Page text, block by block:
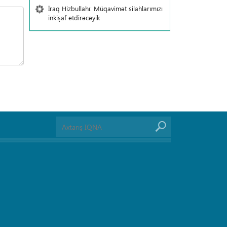
İraq Hizbullahı: Müqavimət silahlarımızı
inkişaf etdirəcəyik